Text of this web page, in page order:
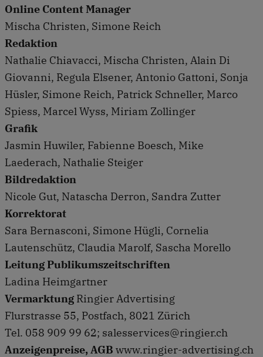
Online Content Manager
Mischa Christen, Simone Reich
Redaktion
Nathalie Chiavacci, Mischa Christen, Alain Di
Giovanni, Regula Elsener, Antonio Gattoni, Sonja
Hüsler, Simone Reich, Patrick Schneller, Marco
Spiess, Marcel Wyss, Miriam Zollinger
Grafik
Jasmin Huwiler, Fabienne Boesch, Mike
Laederach, Nathalie Steiger
Bildredaktion
Nicole Gut, Natascha Derron, Sandra Zutter
Korrektorat
Sara Bernasconi, Simone Hügli, Cornelia
Lautenschütz, Claudia Marolf, Sascha Morello
Leitung Publikumszeitschriften
Ladina Heimgartner
Vermarktung Ringier Advertising
Flurstrasse 55, Postfach, 8021 Zürich
Tel. 058 909 99 62; salesservices@ringier.ch
Anzeigenpreise, AGB www.ringier-advertising.ch